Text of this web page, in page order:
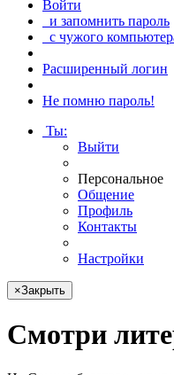
Войти
и запомнить пароль
с чужого
Расширенный логин
Не помню пароль!
Ты:
Выйти
Персональное
Общение
Профиль
Контакты
Настройки
×Закрыть
Смотри